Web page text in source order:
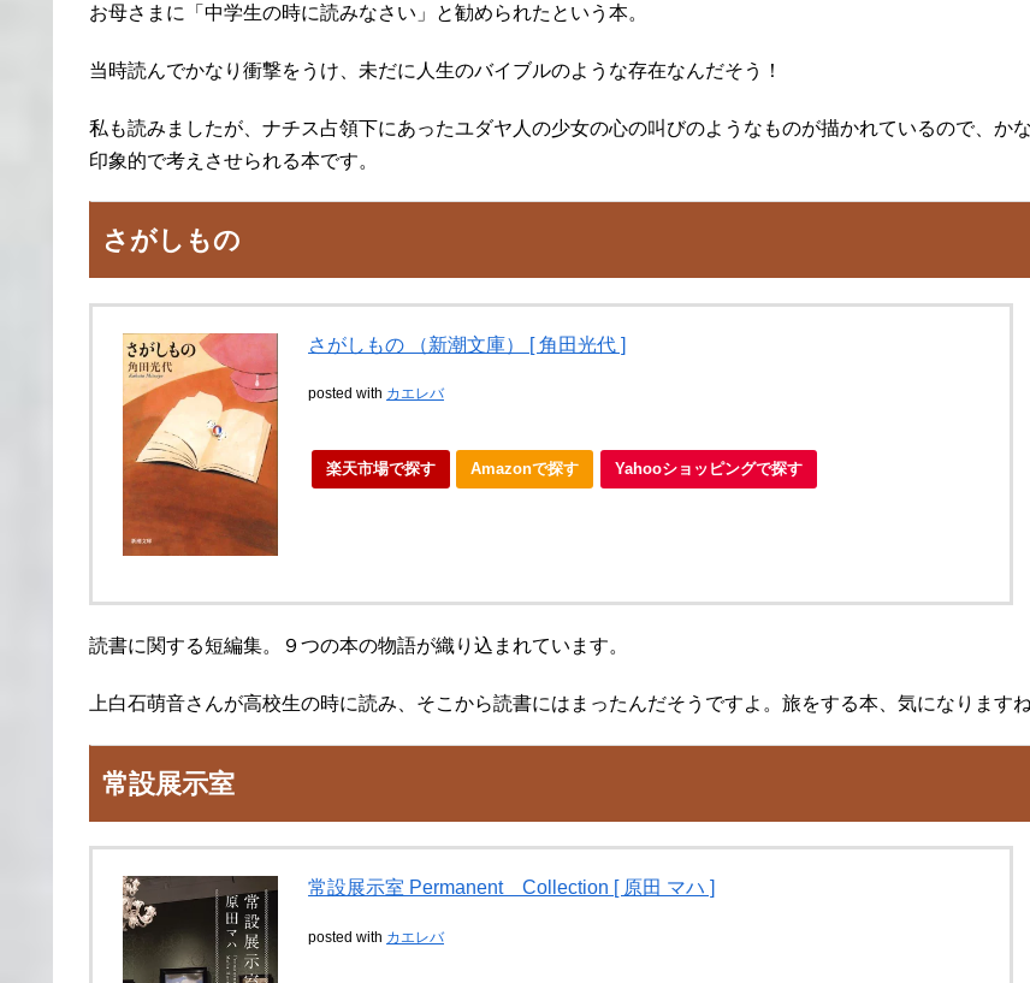
お母さまに「中学生の時に読みなさい」と勧められたという本。
当時読んでかなり衝撃をうけ、未だに人生のバイブルのような存在なんだそう！
私も読みましたが、ナチス占領下にあったユダヤ人の少女の心の叫びのようなものが描かれているので、か
印象的で考えさせられる本です。
さがしもの
さがしもの （新潮文庫） [ 角田光代 ]
posted with カエレバ
楽天市場で探す Amazonで探す Yahooショッピングで探す
読書に関する短編集。９つの本の物語が織り込まれています。
上白石萌音さんが高校生の時に読み、そこから読書にはまったんだそうですよ。旅をする本、気になりますね
常設展示室
常設展示室 Permanent Collection [ 原田 マハ ]
posted with カエレバ